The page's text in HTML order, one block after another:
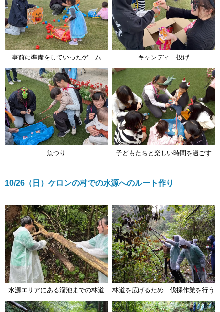
事前に準備をしていったゲーム キャンディー投げ
魚つり 子どもたちと楽しい時間を過ごす
10/26（日）ケロンの村での水源へのルート作り
水源エリアにある溜池までの林道 林道を広げるため、伐採作業を行う